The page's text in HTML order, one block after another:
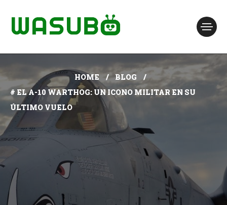
HOME
BLOG
# EL A-10 WARTHOG: UN ICONO MILITAR EN SU
ÚLTIMO VUELO